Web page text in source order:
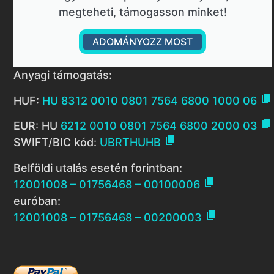
megteheti, támogasson minket!
ADOMÁNYOZZ MOST
Anyagi támogatás:
HUF: HU 8312 0010 0801 7564 6800 1000 06 
EUR: HU 6212 0010 0801 7564 6800 2000 03 
SWIFT/BIC kód: UBRTHUHB 
Belföldi utalás esetén forintban:
12001008 – 01756468 – 00100006 
euróban:
12001008 – 01756468 – 00200003 